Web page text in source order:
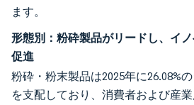
ます。
形態別：粉砕製品がリードし、イ
促進
粉砕・粉末製品は2025年に26.08%
を支配しており、消費者および産